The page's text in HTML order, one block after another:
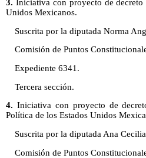
3. Iniciativa con proyecto de
Unidos Mexicanos.
Suscrita por la diputada Norma
Comisión de Puntos
Expediente 6341.
Tercera sección.
4. Iniciativa con proyecto de
Política de los Estados Unidos
Suscrita por la diputada Ana
Comisión de Puntos